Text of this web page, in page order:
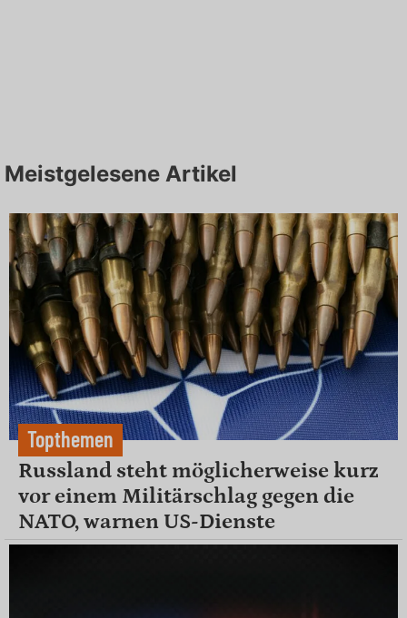
Meistgelesene Artikel
Topthemen
Russland steht möglicherweise kurz
vor einem Militärschlag gegen die
NATO, warnen US-Dienste